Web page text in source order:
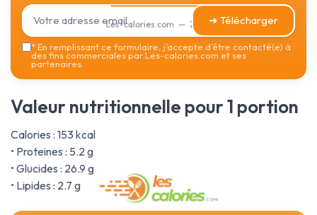
Les-calories.com — 2026➔ Télécharger
*En remplissant ce formulaire, j’accepte d’être contacté(e) à
des fins commerciales par Les-calories.com et ses
partenaires.
Valeur nutritionnelle pour 1 portion
Calories : 153 kcal
• Proteines : 5.2 g
• Glucides : 26.9 g
• Lipides : 2.7 g